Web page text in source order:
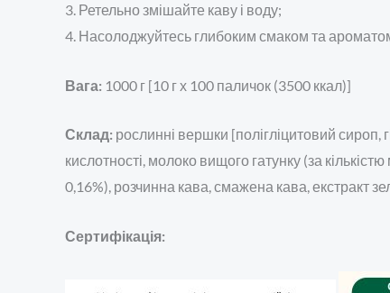
3. Ретельно змішайте каву і воду;
4. Насолоджуйтесь глибоким смаком та
Вага: 1000 г [10 г х 100 паличок (3500 ккал)]
Склад: рослинні вершки [полігліцитовий сироп,
кислотності, молоко вищого гатунку (за
0,16%), розчинна кава, смажена кава, екстракт
Сертифікація: